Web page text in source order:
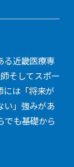
る近畿医療専
そしてスポー
には「将来が
い」強みがあ
でも基礎から